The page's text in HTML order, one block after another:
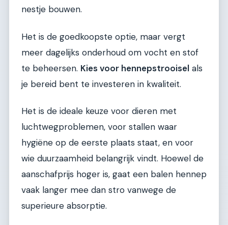
nestje bouwen.
Het is de goedkoopste optie, maar vergt
meer dagelijks onderhoud om vocht en stof
te beheersen. Kies voor hennepstrooisel als
je bereid bent te investeren in kwaliteit.
Het is de ideale keuze voor dieren met
luchtwegproblemen, voor stallen waar
hygiëne op de eerste plaats staat, en voor
wie duurzaamheid belangrijk vindt. Hoewel de
aanschafprijs hoger is, gaat een balen hennep
vaak langer mee dan stro vanwege de
superieure absorptie.